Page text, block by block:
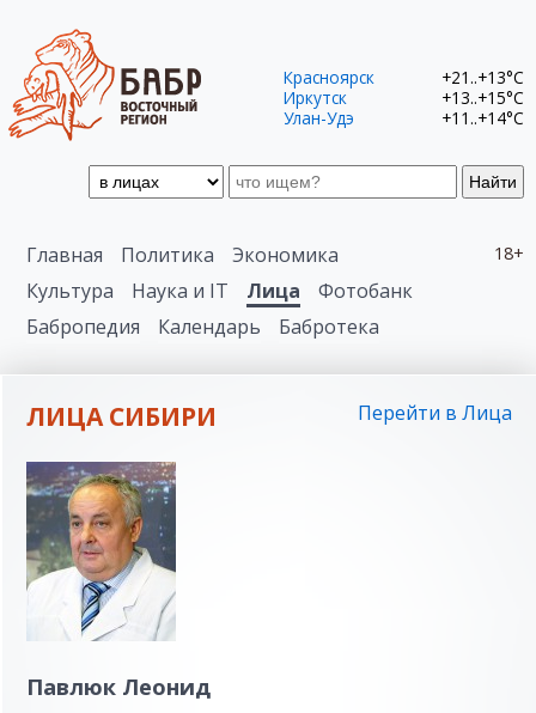
Найти
Красноярск
+21..+13°C
Иркутск
+13..+15°C
Улан-Удэ
+11..+14°C
18+
Главная Политика
Экономика
Культура
Наука и IT Лица
Фотобанк
Бабропедия
Календарь Бабротека
ЛИЦА СИБИРИ Перейти в Лица
Павлюк Леонид